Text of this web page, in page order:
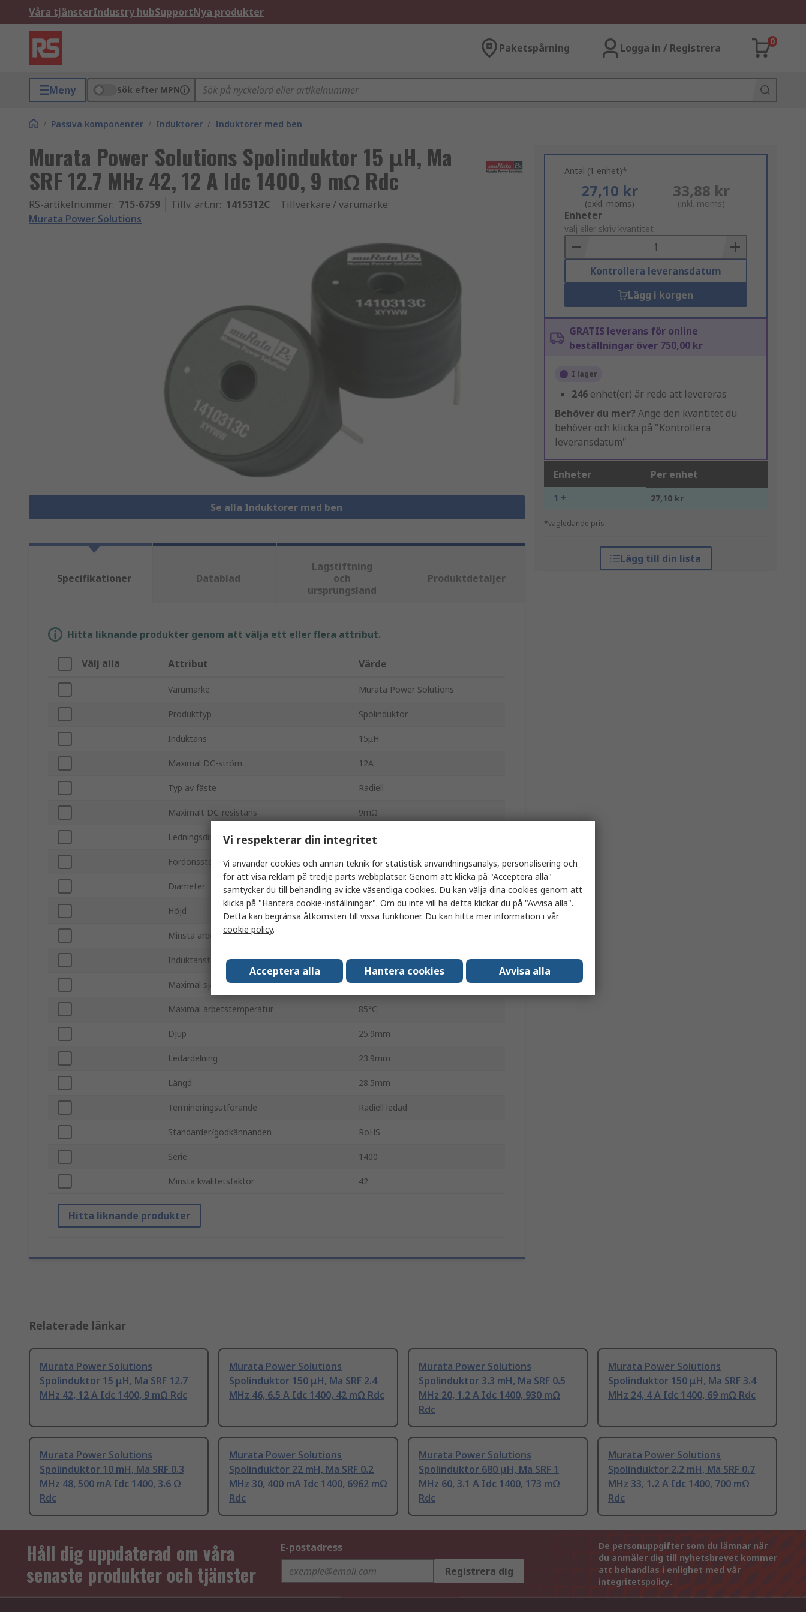
Våra tjänsterIndustry hubSupportNya produkter
Paketspårning Logga in / Registrera
0
Meny Sök efter MPN
/ Passiva komponenter / Induktorer / Induktorer med ben
Murata Power Solutions Spolinduktor 15 μH, Ma
SRF 12.7 MHz 42, 12 A Idc 1400, 9 mΩ Rdc
RS-artikelnummer: 715-6759 Tillv. art.nr: 1415312C Tillverkare / varumärke:
Murata Power Solutions
Se alla Induktorer med ben
Antal (1 enhet)*
27,10 kr
(exkl. moms)
33,88 kr
(inkl. moms)
Add
to
Basket
Enheter
välj eller skriv kvantitet
Kontrollera leveransdatum
Lägg i korgen
GRATIS leverans för online
beställningar över 750,00 kr
I lager
246 enhet(er) är redo att levereras
Behöver du mer? Ange den kvantitet du
behöver och klicka på "Kontrollera
leveransdatum"
Enheter Per enhet
1 + 27,10 kr
*vägledande pris
Lägg till din lista
Specifikationer
Datablad
Lagstiftning
och
ursprungsland
Produktdetaljer
Hitta liknande produkter genom att välja ett eller flera attribut.
Välj alla Attribut Värde
Varumärke Murata Power Solutions
Produkttyp Spolinduktor
Induktans 15μH
Maximal DC-ström 12A
Typ av fäste Radiell
Maximalt DC-resistans 9mΩ
Ledningsdiameter 1.3mm
Fordonsstandard Nej
Diameter 24.4mm
Höjd 15.5mm
Minsta arbetsstemperatur
Induktanstolerans ±15 %
Maximal självresonansfrekvens 12.7MHz
Maximal arbetstemperatur 85°C
Djup 25.9mm
Ledardelning 23.9mm
Längd 28.5mm
Termineringsutförande Radiell ledad
Standarder/godkännanden RoHS
Serie 1400
Minsta kvalitetsfaktor 42
Hitta liknande produkter
Relaterade länkar
Murata Power Solutions
Spolinduktor 15 μH, Ma SRF 12.7
MHz 42, 12 A Idc 1400, 9 mΩ Rdc
Murata Power Solutions
Spolinduktor 150 μH, Ma SRF 2.4
MHz 46, 6.5 A Idc 1400, 42 mΩ Rdc
Murata Power Solutions
Spolinduktor 3.3 mH, Ma SRF 0.5
MHz 20, 1.2 A Idc 1400, 930 mΩ
Rdc
Murata Power Solutions
Spolinduktor 150 μH, Ma SRF 3.4
MHz 24, 4 A Idc 1400, 69 mΩ Rdc
Murata Power Solutions
Spolinduktor 10 mH, Ma SRF 0.3
MHz 48, 500 mA Idc 1400, 3.6 Ω
Rdc
Murata Power Solutions
Spolinduktor 22 mH, Ma SRF 0.2
MHz 30, 400 mA Idc 1400, 6962 mΩ
Rdc
Murata Power Solutions
Spolinduktor 680 μH, Ma SRF 1
MHz 60, 3.1 A Idc 1400, 173 mΩ
Rdc
Murata Power Solutions
Spolinduktor 2.2 mH, Ma SRF 0.7
MHz 33, 1.2 A Idc 1400, 700 mΩ
Rdc
Håll dig uppdaterad om våra
senaste produkter och tjänster
E-postadress
Registrera dig
De personuppgifter som du lämnar när
du anmäler dig till nyhetsbrevet kommer
att behandlas i enlighet med vår
integritetspolicy.
Vi respekterar din integritet
Vi använder cookies och annan teknik för statistisk användningsanalys, personalisering och
för att visa reklam på tredje parts webbplatser. Genom att klicka på "Acceptera alla"
samtycker du till behandling av icke väsentliga cookies. Du kan välja dina cookies genom att
klicka på "Hantera cookie-inställningar". Om du inte vill ha detta klickar du på "Avvisa alla".
Detta kan begränsa åtkomsten till vissa funktioner. Du kan hitta mer information i vår
cookie policy.
Acceptera alla Hantera cookies Avvisa alla